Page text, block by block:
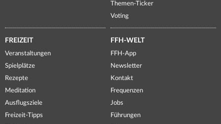
Themen-Ticker
Voting
FREIZEIT
Veranstaltungen
Spielplätze
Rezepte
Meditation
Ausflugsziele
Freizeit-Tipps
FFH-WELT
FFH-App
Newsletter
Kontakt
Frequenzen
Jobs
Führungen